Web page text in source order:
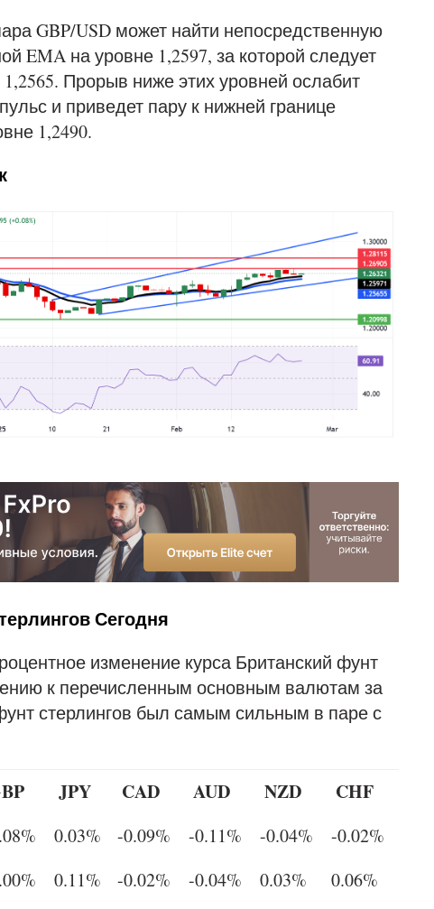
GBP/USD может найти непосредственную
EMA на уровне 1,2597, за которой следует
Прорыв ниже этих уровней ослабит
и приведет пару к нижней границе
1,2490.
Сегодня
изменение курса Британский фунт
к перечисленным основным валютам за
стерлингов был самым сильным в паре с
JPY CAD AUD NZD
CHF
0.03% -0.09% -0.11% -0.04% -0.02%
0.11% -0.02% -0.04% 0.03% 0.06%